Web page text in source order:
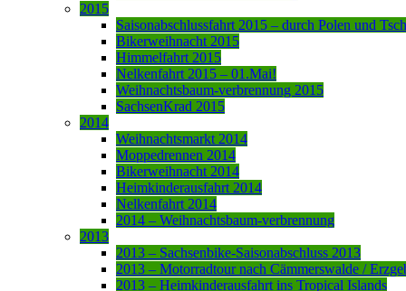
2015
Saisonabschlussfahrt 2015 – durch Polen und
Bikerweihnacht 2015
Himmelfahrt 2015
Nelkenfahrt 2015 – 01.Mai!
Weihnachtsbaum-verbrennung 2015
SachsenKrad 2015
2014
Weihnachtsmarkt 2014
Moppedrennen 2014
Bikerweihnacht 2014
Heimkinderausfahrt 2014
Nelkenfahrt 2014
2014 – Weihnachtsbaum-verbrennung
2013
2013 – Sachsenbike-Saisonabschluss 2013
2013 – Motorradtour nach Cämmerswalde /
2013 – Heimkinderausfahrt ins Tropical Islands